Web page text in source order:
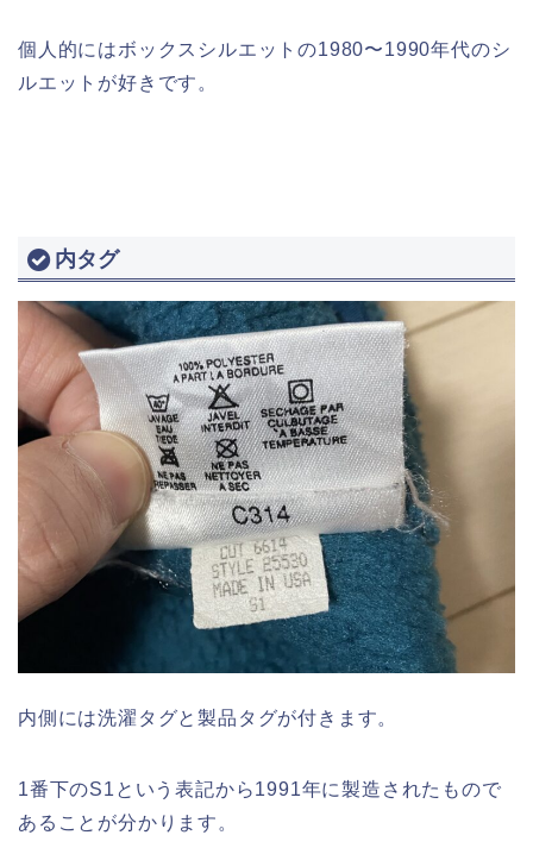
個人的にはボックスシルエットの1980〜1990年代のシ
ルエットが好きです。
内タグ
内側には洗濯タグと製品タグが付きます。
1番下のS1という表記から1991年に製造されたもので
あることが分かります。